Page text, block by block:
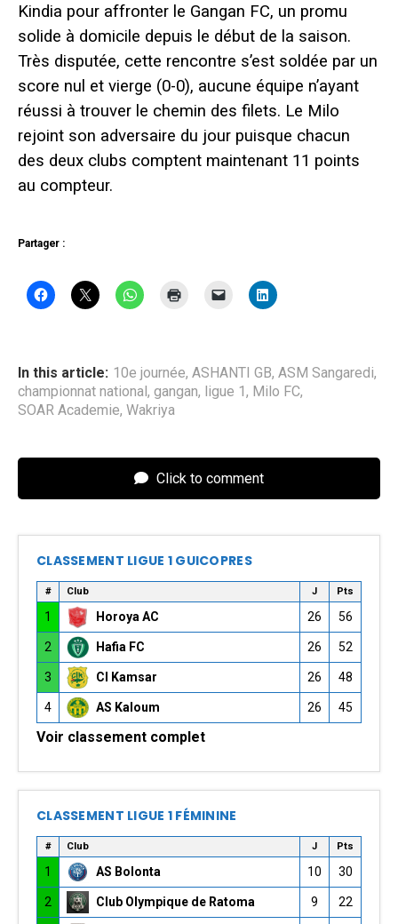
Kindia pour affronter le Gangan FC, un promu
solide à domicile depuis le début de la saison.
Très disputée, cette rencontre s’est soldée par un
score nul et vierge (0-0), aucune équipe n’ayant
réussi à trouver le chemin des filets. Le Milo
rejoint son adversaire du jour puisque chacun
des deux clubs comptent maintenant 11 points
au compteur.
Partager :
In this article: 10e journée, ASHANTI GB, ASM Sangaredi,
championnat national, gangan, ligue 1, Milo FC,
SOAR Academie, Wakriya
Click to comment
CLASSEMENT LIGUE 1 GUICOPRES
# Club J Pts
1 Horoya AC 26 56
2 Hafia FC 26 52
3 CI Kamsar 26 48
4 AS Kaloum 26 45
Voir classement complet
CLASSEMENT LIGUE 1 FÉMININE
# Club J Pts
1 AS Bolonta 10 30
2 Club Olympique de Ratoma 9 22